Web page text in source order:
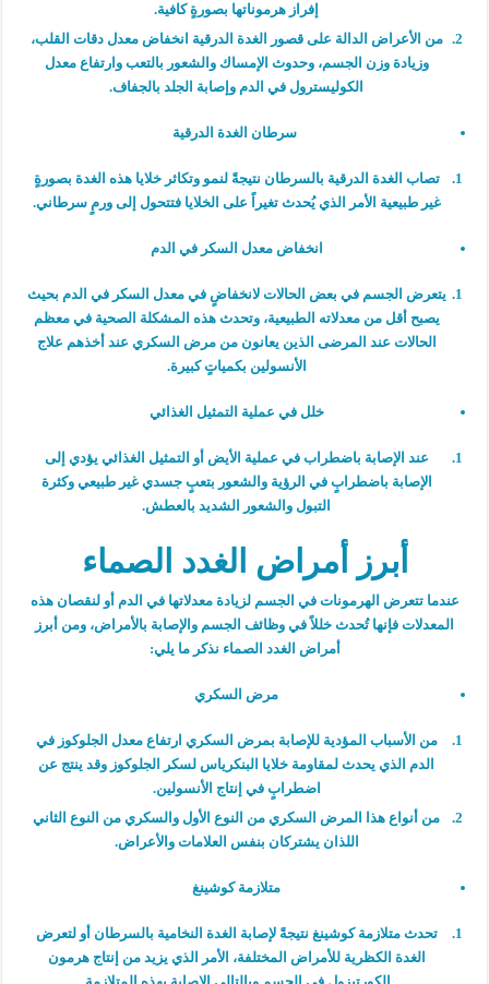
إفراز هرموناتها بصورةٍ كافية.
من الأعراض الدالة على قصور الغدة الدرقية انخفاض معدل دقات القلب،
وزيادة وزن الجسم، وحدوث الإمساك والشعور بالتعب وارتفاع معدل
الكوليسترول في الدم وإصابة الجلد بالجفاف.
سرطان الغدة الدرقية
تصاب الغدة الدرقية بالسرطان نتيجةً لنمو وتكاثر خلايا هذه الغدة بصورةٍ
غير طبيعية الأمر الذي يُحدث تغيراً على الخلايا فتتحول إلى ورمٍ سرطاني.
انخفاض معدل السكر في الدم
يتعرض الجسم في بعض الحالات لانخفاضٍ في معدل السكر في الدم بحيث
يصبح أقل من معدلاته الطبيعية، وتحدث هذه المشكلة الصحية في معظم
الحالات عند المرضى الذين يعانون من مرض السكري عند أخذهم علاج
الأنسولين بكمياتٍ كبيرة.
خلل في عملية التمثيل الغذائي
عند الإصابة باضطراب في عملية الأيض أو التمثيل الغذائي يؤدي إلى
الإصابة باضطرابٍ في الرؤية والشعور بتعبٍ جسدي غير طبيعي وكثرة
التبول والشعور الشديد بالعطش.
أبرز أمراض الغدد الصماء
عندما تتعرض الهرمونات في الجسم لزيادة معدلاتها في الدم أو لنقصان هذه
المعدلات فإنها تُحدث خللاً في وظائف الجسم والإصابة بالأمراض، ومن أبرز
أمراض الغدد الصماء نذكر ما يلي:
مرض السكري
من الأسباب المؤدية للإصابة بمرض السكري ارتفاع معدل الجلوكوز في
الدم الذي يحدث لمقاومة خلايا البنكرياس لسكر الجلوكوز وقد ينتج عن
اضطرابٍ في إنتاج الأنسولين.
من أنواع هذا المرض السكري من النوع الأول والسكري من النوع الثاني
اللذان يشتركان بنفس العلامات والأعراض.
متلازمة كوشينغ
تحدث متلازمة كوشينغ نتيجةً لإصابة الغدة النخامية بالسرطان أو لتعرض
الغدة الكظرية للأمراض المختلفة، الأمر الذي يزيد من إنتاج هرمون